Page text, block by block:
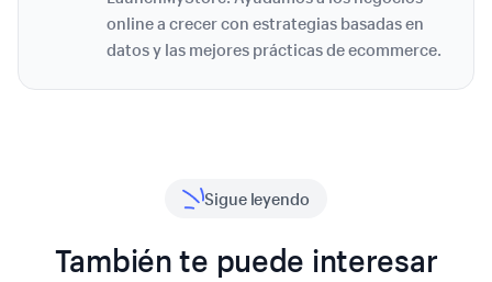
online a crecer con estrategias basadas en
datos y las mejores prácticas de ecommerce.
Sigue leyendo
También te puede interesar